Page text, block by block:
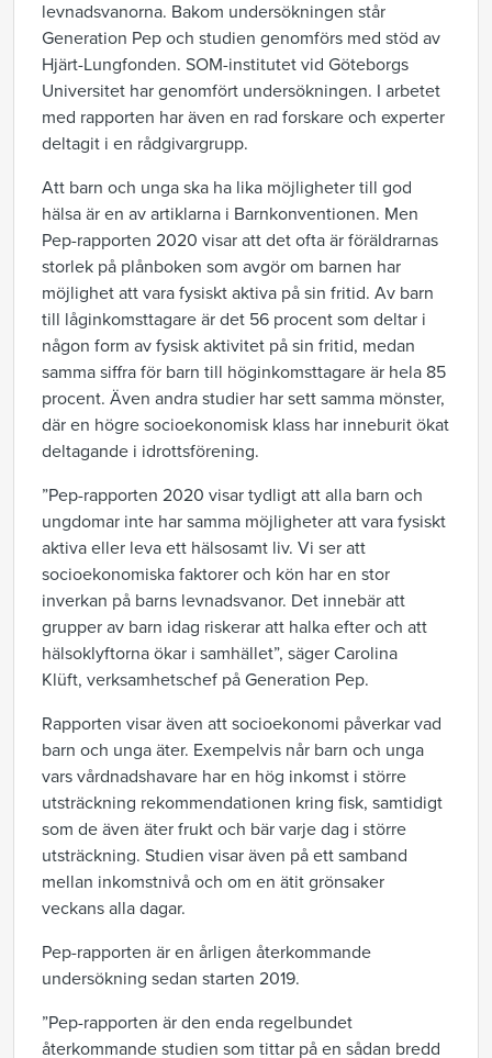
levnadsvanorna. Bakom undersökningen står
Generation Pep och studien genomförs med stöd av
Hjärt-Lungfonden. SOM-institutet vid Göteborgs
Universitet har genomfört undersökningen. I arbetet
med rapporten har även en rad forskare och experter
deltagit i en rådgivargrupp.
Att barn och unga ska ha lika möjligheter till god
hälsa är en av artiklarna i Barnkonventionen. Men
Pep-rapporten 2020 visar att det ofta är föräldrarnas
storlek på plånboken som avgör om barnen har
möjlighet att vara fysiskt aktiva på sin fritid. Av barn
till låginkomsttagare är det 56 procent som deltar i
någon form av fysisk aktivitet på sin fritid, medan
samma siffra för barn till höginkomsttagare är hela 85
procent. Även andra studier har sett samma mönster,
där en högre socioekonomisk klass har inneburit ökat
deltagande i idrottsförening.
”Pep-rapporten 2020 visar tydligt att alla barn och
ungdomar inte har samma möjligheter att vara fysiskt
aktiva eller leva ett hälsosamt liv. Vi ser att
socioekonomiska faktorer och kön har en stor
inverkan på barns levnadsvanor. Det innebär att
grupper av barn idag riskerar att halka efter och att
hälsoklyftorna ökar i samhället”, säger Carolina
Klüft, verksamhetschef på Generation Pep.
Rapporten visar även att socioekonomi påverkar vad
barn och unga äter. Exempelvis når barn och unga
vars vårdnadshavare har en hög inkomst i större
utsträckning rekommendationen kring fisk, samtidigt
som de även äter frukt och bär varje dag i större
utsträckning. Studien visar även på ett samband
mellan inkomstnivå och om en ätit grönsaker
veckans alla dagar.
Pep-rapporten är en årligen återkommande
undersökning sedan starten 2019.
”Pep-rapporten är den enda regelbundet
återkommande studien som tittar på en sådan bredd